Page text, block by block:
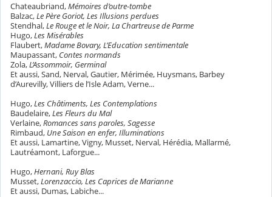
Chateaubriand,Mémoires d’outre-tombe
Balzac,Le Père Goriot, Les Illusions perdues
Stendhal,Le Rouge et le Noir, La Chartreuse de Parme
Hugo,Les Misérables
Flaubert,Madame Bovary, L’Education sentimentale
Maupassant, Contes normands
Zola,L’Assommoir, Germinal
Et aussi, Sand, Nerval, Gautier, Mérimée, Huysmans, Barbey
d’Aurevilly, Villiers de l’Isle Adam, Verne...
Hugo,Les Châtiments, Les Contemplations
Baudelaire,Les Fleurs du Mal
Verlaine,Romances sans paroles, Sagesse
Rimbaud, Une Saison en enfer, Illuminations
Et aussi, Lamartine, Vigny, Musset, Nerval, Hérédia, Mallarmé,
Lautréamont, Laforgue...
Hugo,Hernani, Ruy Blas
Musset,Lorenzaccio, Les Caprices de Marianne
Et aussi, Dumas, Labiche...